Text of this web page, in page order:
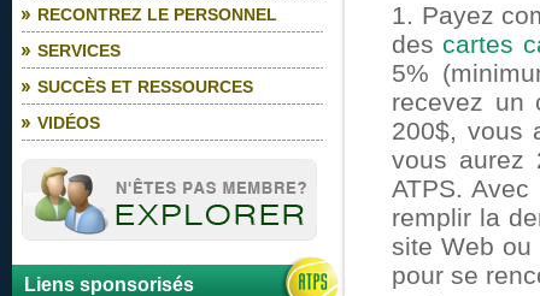
RECONTREZ LE PERSONNEL
SERVICES
SUCCÈS ET RESSOURCES
VIDÉOS
Liens sponsorisés
1. Payez
des cartes
5%
recevez un
200$, vous
vous aurez
ATPS.
remplir la
site Web ou
pour se